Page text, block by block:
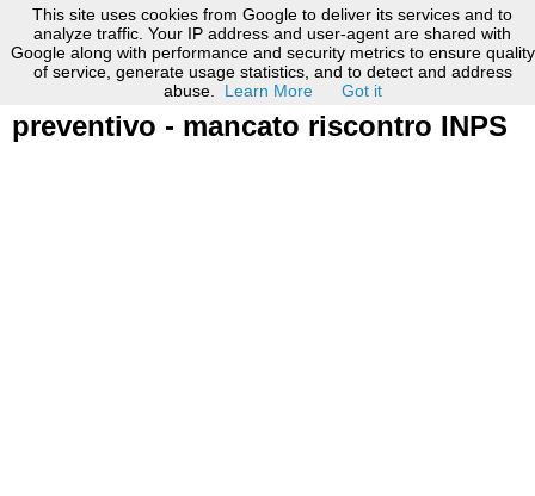
30 giugno 2017
modello accertamento tecnico
preventivo - mancato riscontro INPS
This site uses cookies from Google to deliver its services and to
analyze traffic. Your IP address and user-agent are shared with
Google along with performance and security metrics to ensure quality
of service, generate usage statistics, and to detect and address
abuse.
Learn More Got it